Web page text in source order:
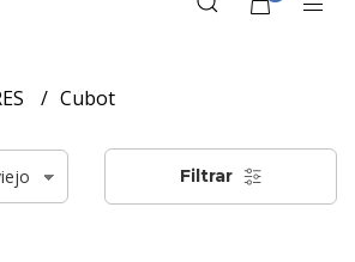
Cubot
Filtrar